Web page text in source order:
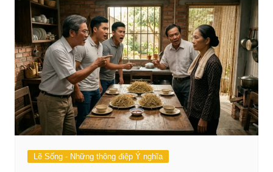
Lẽ Sống - Những thông điệp Ý nghĩa